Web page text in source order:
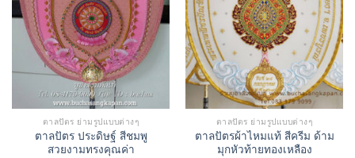
ตาลปัตร ย่ามรูปแบบต่างๆ
ตาลปัตร ประดิษฐ์ สีชมพู
สวยงามทรงคุณค่า
ตาลปัตร ย่ามรูปแบบต่างๆ
ตาลปัตรผ้าไหมแท้ สีครีม ด้าม
มุกหัวท้ายทองเหลือง